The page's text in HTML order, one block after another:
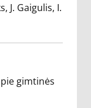
J. Gaigulis I.
gimtinės